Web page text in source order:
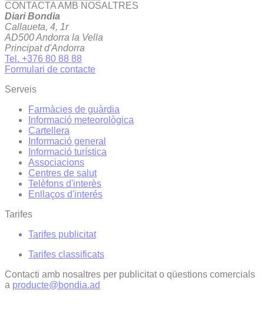
CONTACTA AMB NOSALTRES
Diari Bondia
Callaueta, 4, 1r
AD500 Andorra la Vella
Principat d'Andorra
Tel. +376 80 88 88
Formulari de contacte
Serveis
Farmàcies de guàrdia
Informació meteorològica
Cartellera
Informació general
Informació turística
Associacions
Centres de salut
Telèfons d'interès
Enllaços d'interés
Tarifes
Tarifes publicitat
Tarifes classificats
Contacti amb nosaltres per publicitat o qüestions comercials
a producte@bondia.ad